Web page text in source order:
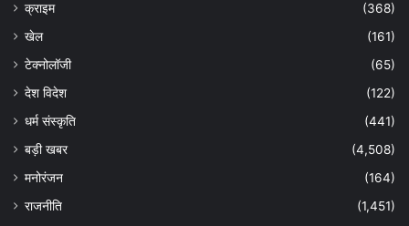
क्राइम
(368)
खेल
(161)
टेक्नोलॉजी
(65)
देश विदेश
(122)
धर्म संस्कृति
(441)
बड़ी खबर
(4,508)
मनोरंजन
(164)
राजनीति
(1,451)